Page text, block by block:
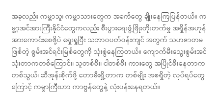
အခုလည်း ကမ္ဘာသူ၊ ကမ္ဘာသားတွေက အခက်တွေ ချိုးနေကြပြန်တယ်။ က
မ္ဘာ့အင်အားကြီးနိုင်ငံတွေကလည်း စီးပွားရေးဖွံ့ဖြိုးတိုးတက်မှု အရှိန်အဟုန်
အားကောင်းစေဖို့ပဲ ရှေးရှုပြီး သဘာဝပတ်ဝန်းကျင် အတွက် သဟဇာတမ
ဖြစ်တဲ့ စွမ်းအင်ရင်းမြစ်တွေကို သုံးစွဲနေကြတယ်။ ကျောက်မီးသွေးစွမ်းအင်
သုံးတာကတစ်ကြောင်း၊ သူတစ်စီး၊ ငါတစ်စီး ကားတွေ အပြိုင်စီးနေတာက
တစ်သွယ်၊ ဆီအုန်းစိုက်ဖို့ တောမီးရှို့တာက တစ်မျိုး အစရှိတဲ့ လုပ်ရပ်တွေ
ကြောင့် ကမ္ဘာကြီးဟာ ကာဗွန်တွေနဲ့ လုံးပန်းနေရတယ်။